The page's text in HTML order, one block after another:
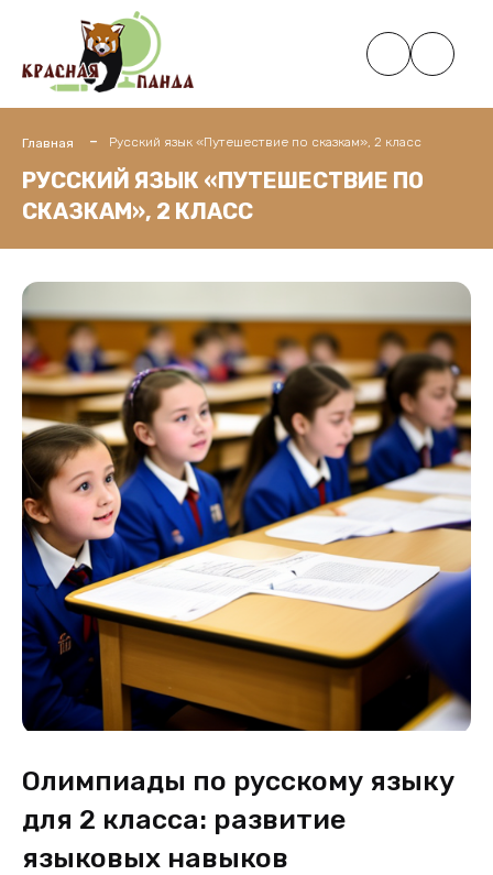
Главная Русский язык «Путешествие по сказкам», 2 класс
РУССКИЙ ЯЗЫК «ПУТЕШЕСТВИЕ ПО
СКАЗКАМ», 2 КЛАСС
Олимпиады по русскому языку
для 2 класса: развитие
языковых навыков